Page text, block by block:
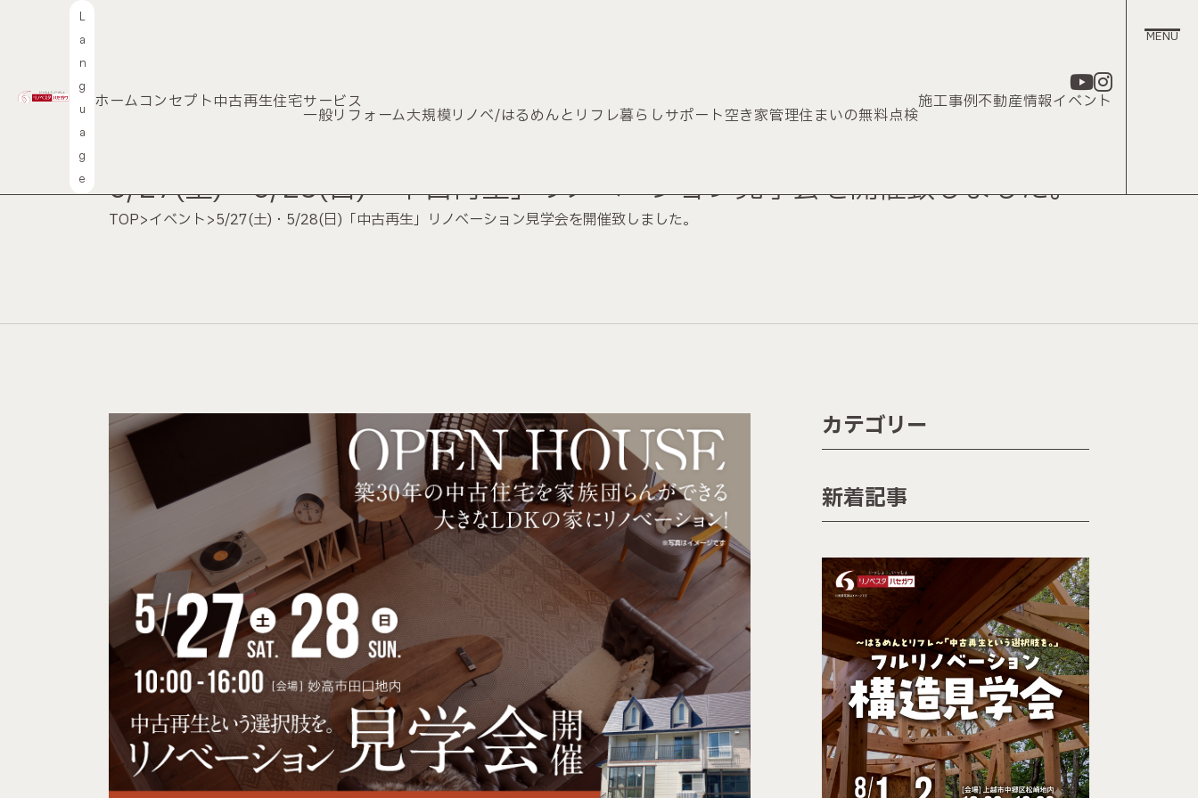
コンセプト
中古再生住宅
ビフォーアフター動画
不動産情報
FP相談サービス
〒943-0173 新潟県上越市富岡539-7
0120-72-3878
営業時間 / 9:00〜18:00（水曜定休）
L
a
n
g
u
a
g
e
ホームコンセプト中古再生住宅サービス
一般リフォーム大規模リノベ/はるめんとリフレ暮らしサポート空き家管理住まいの無料点検
施工事例不動産情報イベント
5/27(土)・5/28(日)「中古再生」リノベーション見学会を開催致しました。
TOP>イベント>5/27(土)・5/28(日)「中古再生」リノベーション見学会を開催致しました。
カテゴリー
新着記事